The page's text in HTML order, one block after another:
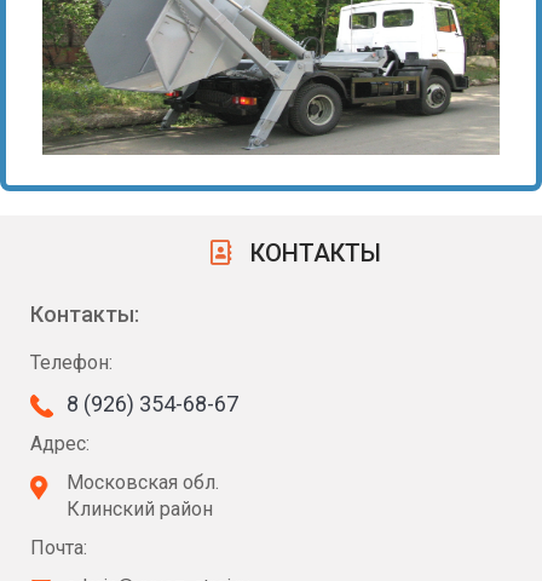
КОНТАКТЫ
Контакты:
Телефон:
8 (926) 354-68-67
Адрес:
Московская обл.
Клинский район
Почта: